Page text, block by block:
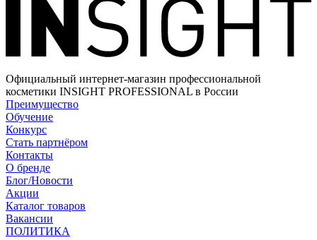
Официальный интернет-магазин профессиональной
косметики INSIGHT PROFESSIONAL в России
Преимущество
Обучение
Конкурс
Стать партнёром
Контакты
О бренде
Блог/Новости
Акции
Каталог товаров
Вакансии
ПОЛИТИКА